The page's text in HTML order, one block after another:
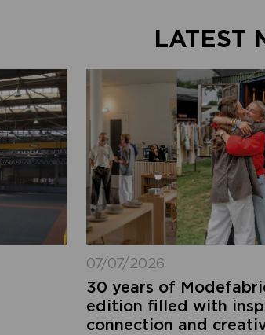
LATEST
07/07/2026
30 years of
edition filled with
connection and